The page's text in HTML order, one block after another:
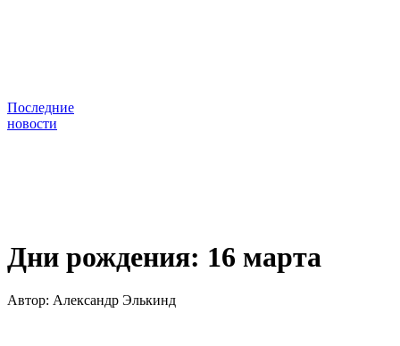
Последние
новости
Дни рождения: 16 марта
Автор: Александр Элькинд